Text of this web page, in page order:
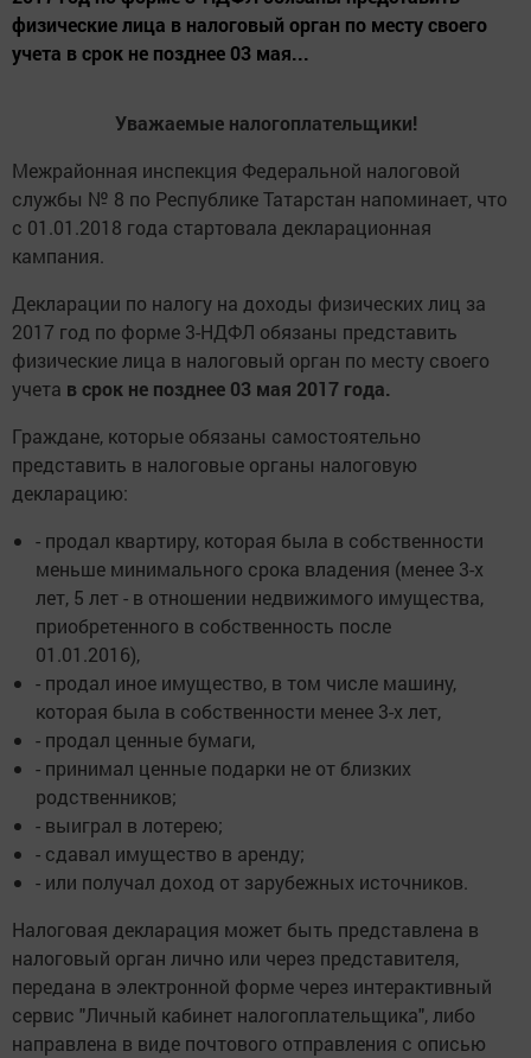
физические лица в налоговый орган по месту своего
учета в срок не позднее 03 мая...
Уважаемые налогоплательщики!
Межрайонная инспекция Федеральной налоговой
службы № 8 по Республике Татарстан напоминает, что
с 01.01.2018 года стартовала декларационная
кампания.
Декларации по налогу на доходы физических лиц за
2017 год по форме 3-НДФЛ обязаны представить
физические лица в налоговый орган по месту своего
учета в срок не позднее 03 мая 2017 года.
Граждане, которые обязаны самостоятельно
представить в налоговые органы налоговую
декларацию:
- продал квартиру, которая была в собственности
меньше минимального срока владения (менее 3-х
лет, 5 лет - в отношении недвижимого имущества,
приобретенного в собственность после
01.01.2016),
- продал иное имущество, в том числе машину,
которая была в собственности менее 3-х лет,
- продал ценные бумаги,
- принимал ценные подарки не от близких
родственников;
- выиграл в лотерею;
- сдавал имущество в аренду;
- или получал доход от зарубежных источников.
Налоговая декларация может быть представлена в
налоговый орган лично или через представителя,
передана в электронной форме через интерактивный
сервис "Личный кабинет налогоплательщика", либо
направлена в виде почтового отправления с описью